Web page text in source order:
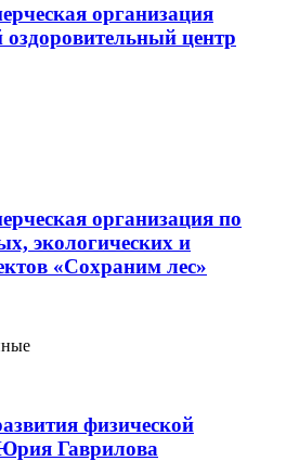
организация
центр
организация по
экологических и
«Сохраним лес»
физической
Гаврилова